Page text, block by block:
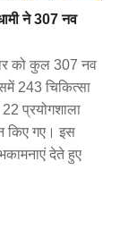
ने 307 नव
को कुल 307 नव
243 चिकित्सा
22 प्रयोगशाला
किए गए। इस
देते हुए